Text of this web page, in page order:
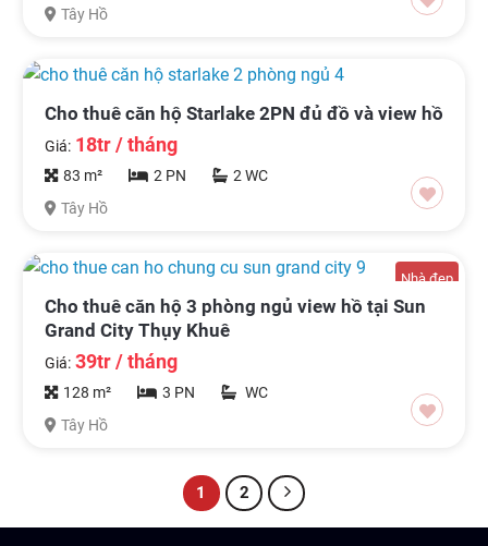
Tây Hồ
Cho thuê căn hộ Starlake 2PN đủ đồ và view hồ
Giá:18tr / tháng
83 m² 2 PN
2 WC
Tây Hồ
Nhà đẹp
Cho thuê căn hộ 3 phòng ngủ view hồ tại Sun
Grand City Thụy Khuê
Giá:39tr / tháng
128 m² 3 PN
WC
Tây Hồ
1 2